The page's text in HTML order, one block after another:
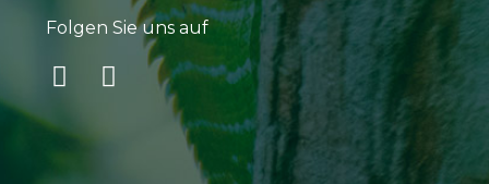
Folgen Sie uns auf